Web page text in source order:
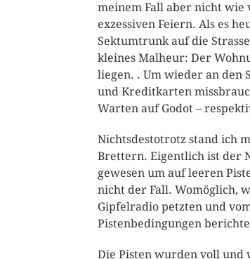
meinem Fall aber nicht
exzessiven Feiern. Als es
Sektumtrunk auf die
kleines Malheur: Der
liegen. . Um wieder an den
und Kreditkarten
Warten auf Godot –
Nichtsdestotrotz stand ich
Brettern. Eigentlich ist der
gewesen um auf leeren
nicht der Fall. Womöglich,
Gipfelradio petzten und
Pistenbedingungen
Die Pisten wurden voll und